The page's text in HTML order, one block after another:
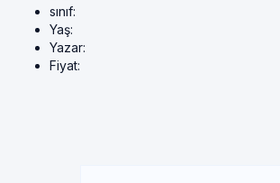
sınıf:
Yaş:
Yazar:
Fiyat: